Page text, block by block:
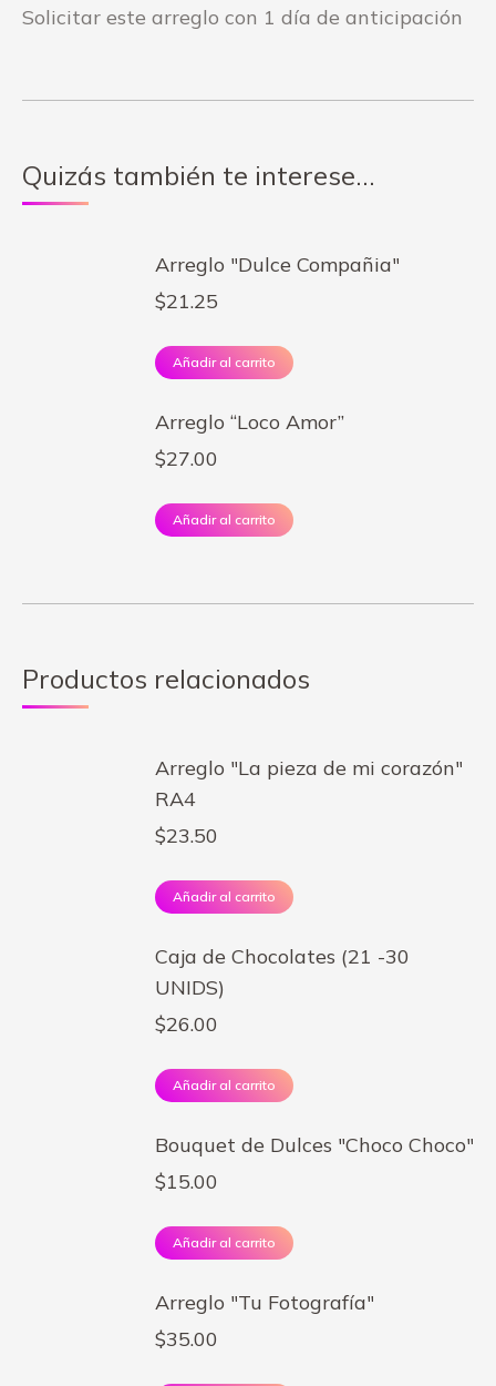
Solicitar este arreglo con 1 día de anticipación
Quizás también te interese…
Arreglo "Dulce Compañia"
$21.25
Añadir al carrito
Arreglo “Loco Amor”
$27.00
Añadir al carrito
Productos relacionados
Arreglo "La pieza de mi corazón"
RA4
$23.50
Añadir al carrito
Caja de Chocolates (21 -30
UNIDS)
$26.00
Añadir al carrito
Bouquet de Dulces "Choco Choco"
$15.00
Añadir al carrito
Arreglo "Tu Fotografía"
$35.00